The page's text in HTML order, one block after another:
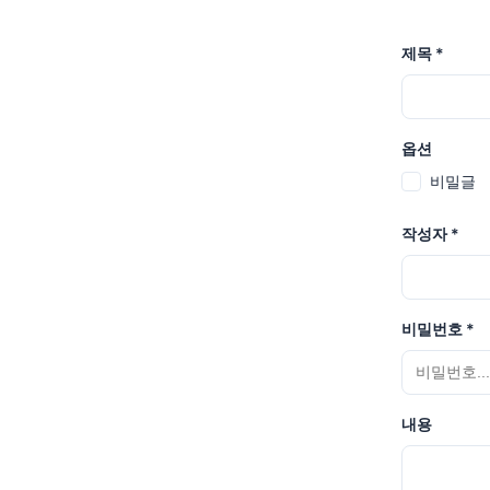
제목 *
옵션
비밀글
작성자 *
비밀번호 *
내용